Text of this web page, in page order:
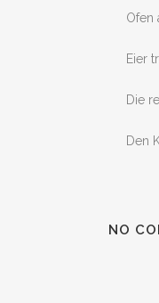
Ofen
Eier
Die
Den
NO